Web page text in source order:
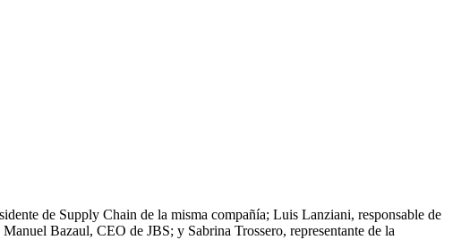
de Supply Chain de la misma compañía; Luis Lanziani, responsable de
Bazaul, CEO de JBS; y Sabrina Trossero, representante de la